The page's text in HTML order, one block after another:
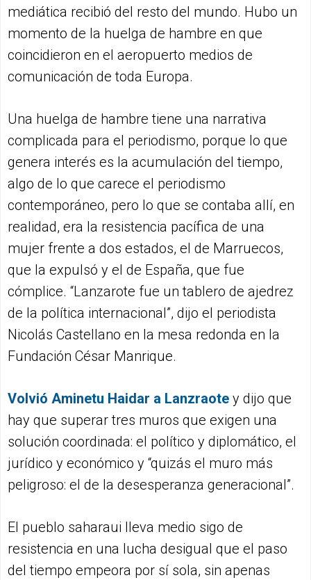
mediática recibió del resto del mundo. Hubo un
momento de la huelga de hambre en que
coincidieron en el aeropuerto medios de
comunicación de toda Europa.
Una huelga de hambre tiene una narrativa
complicada para el periodismo, porque lo que
genera interés es la acumulación del tiempo,
algo de lo que carece el periodismo
contemporáneo, pero lo que se contaba allí, en
realidad, era la resistencia pacífica de una
mujer frente a dos estados, el de Marruecos,
que la expulsó y el de España, que fue
cómplice. “Lanzarote fue un tablero de ajedrez
de la política internacional”, dijo el periodista
Nicolás Castellano en la mesa redonda en la
Fundación César Manrique.
Volvió Aminetu Haidar a Lanzraote y dijo que
hay que superar tres muros que exigen una
solución coordinada: el político y diplomático, el
jurídico y económico y “quizás el muro más
peligroso: el de la desesperanza generacional”.
El pueblo saharaui lleva medio sigo de
resistencia en una lucha desigual que el paso
del tiempo empeora por sí sola, sin apenas